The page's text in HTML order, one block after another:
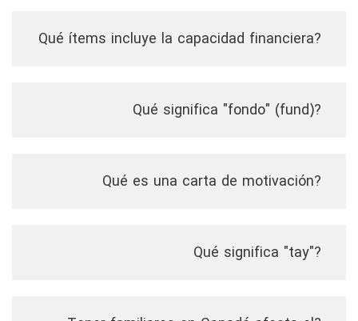
?Qué ítems incluye la capacidad financiera
?Qué significa "fondo" (fund)
?Qué es una carta de motivación
?"Qué significa "tay